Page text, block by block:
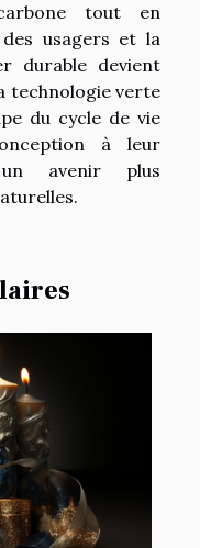
tout en
usagers et la
durable devient
technologie verte
du cycle de vie
à leur
avenir plus